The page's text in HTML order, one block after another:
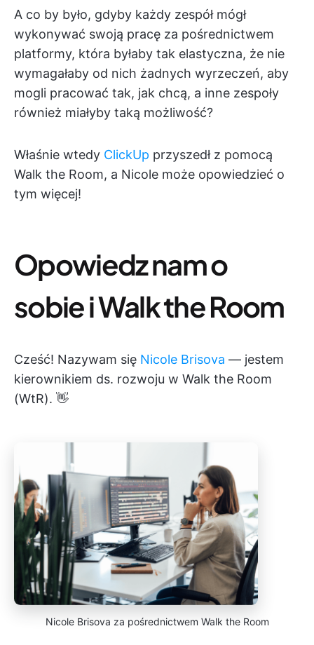
A co by było, gdyby każdy zespół mógł
wykonywać swoją pracę za pośrednictwem
platformy, która byłaby tak elastyczna, że nie
wymagałaby od nich żadnych wyrzeczeń, aby
mogli pracować tak, jak chcą, a inne zespoły
również miałyby taką możliwość?
Właśnie wtedy ClickUp przyszedł z pomocą
Walk the Room, a Nicole może opowiedzieć o
tym więcej!
Opowiedz nam o
sobie i Walk the Room
Cześć! Nazywam się Nicole Brisova — jestem
kierownikiem ds. rozwoju w Walk the Room
(WtR). 👋
Nicole Brisova za pośrednictwem Walk the Room